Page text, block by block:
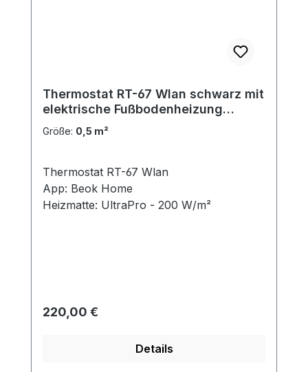
Thermostat RT-67 Wlan schwarz mit
elektrische Fußbodenheizung
UltraPro 200 für Fliesen
Größe: 0,5 m²
Thermostat RT-67 Wlan
App: Beok Home
Heizmatte: UltraPro - 200 W/m²
Regulärer Preis:
220,00 €
Details